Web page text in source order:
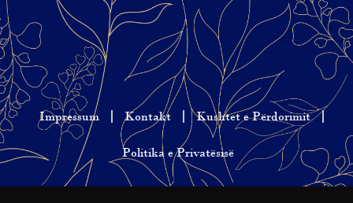
Impressum Kontakt Kushtet e Përdorimit
Politika e Privatësisë